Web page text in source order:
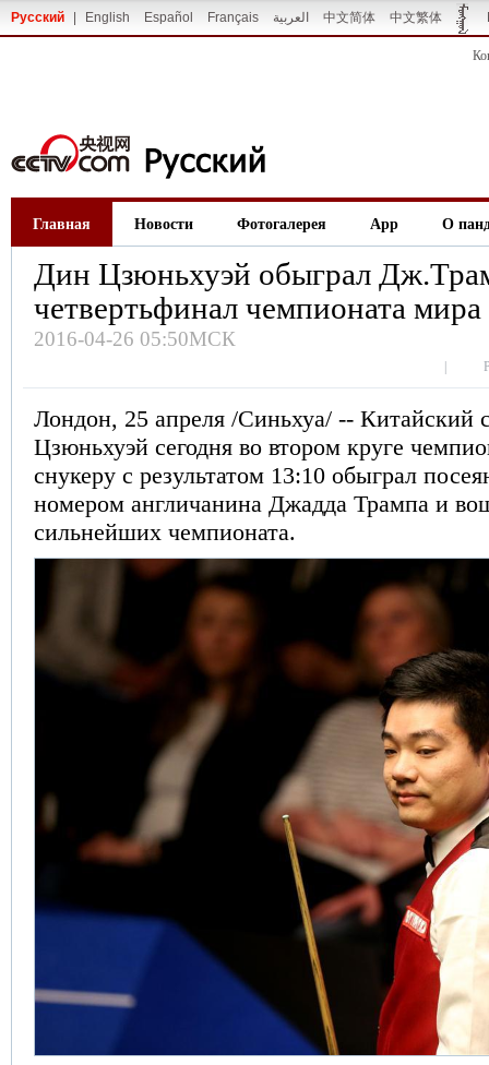
Русский English Español Français العربية 中文简体 中文繁体
Главная Новости Фотогалерея App О
Дин Цзюньхуэй обыграл
четвертьфинал чемпионата
2016-04-26 05:50МСК
Лондон, 25 апреля /Синьхуа/ -- Китайский
Цзюньхуэй сегодня во втором круге
снукеру с результатом 13:10 обыграл
номером англичанина Джадда Трампа и
сильнейших чемпионата.